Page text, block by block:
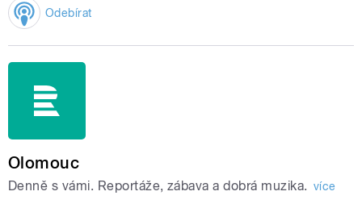
Odebírat
Olomouc
Denně s vámi. Reportáže, zábava a dobrá muzika. více